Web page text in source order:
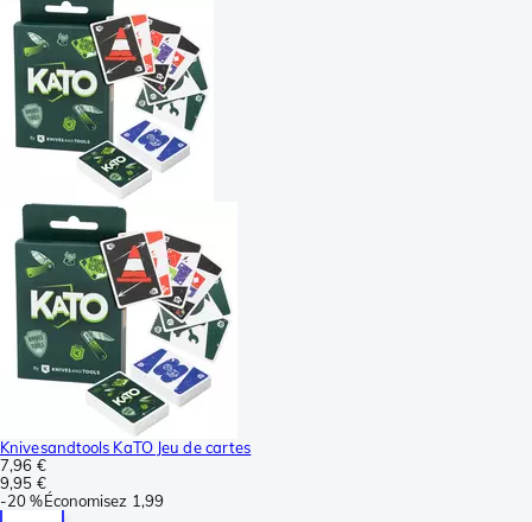
Knivesandtools KaTO Jeu de cartes
7,96 €
9,95 €
-20 %Économisez 1,99